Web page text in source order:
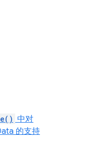
中对
的支持